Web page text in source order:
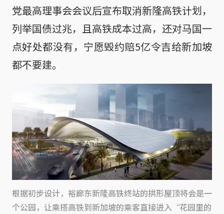
党最高理事会会议后宣布取消新隆高铁计划，
列举国债过兆，且高铁成本过高，还对马国一
点好处都没有，宁愿毁约赔5亿令吉给新加坡
都不要建。
根据初步设计，裕廊东新隆高铁终站的拱形屋顶将会是一
个公园，让乘搭高铁到新加坡的乘客直接进入“花园里的